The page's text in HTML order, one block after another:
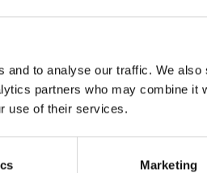
and to analyse our traffic. We also
partners who may combine it
use of their services.
Marketing
Sunt interesat de o